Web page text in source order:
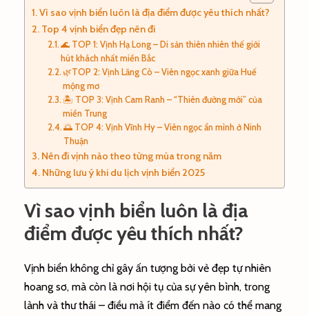
Vì sao vịnh biển luôn là địa điểm được yêu thích nhất?
Top 4 vịnh biển đẹp nên đi
🌊 TOP 1: Vịnh Hạ Long – Di sản thiên nhiên thế giới
hút khách nhất miền Bắc
🌿TOP 2: Vịnh Lăng Cô – Viên ngọc xanh giữa Huế
mộng mơ
🏝️ TOP 3: Vịnh Cam Ranh – “Thiên đường mới” của
miền Trung
🌅 TOP 4: Vịnh Vĩnh Hy – Viên ngọc ẩn mình ở Ninh
Thuận
Nên đi vịnh nào theo từng mùa trong năm
Những lưu ý khi du lịch vịnh biển 2025
Vì sao vịnh biển luôn là địa
điểm được yêu thích nhất?
Vịnh biển không chỉ gây ấn tượng bởi vẻ đẹp tự nhiên
hoang sơ, mà còn là nơi hội tụ của sự yên bình, trong
lành và thư thái – điều mà ít điểm đến nào có thể mang